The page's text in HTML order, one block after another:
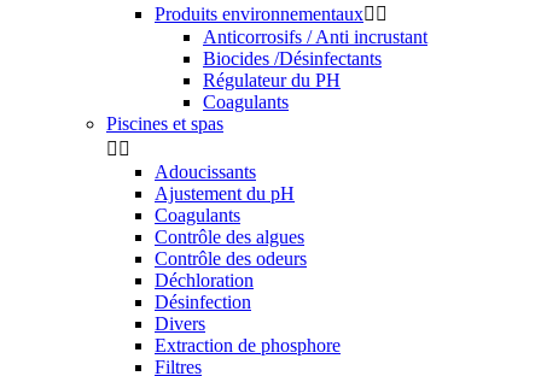
Produits environnementaux 
Anticorrosifs / Anti incrustant
Biocides /Désinfectants
Régulateur du PH
Coagulants
Piscines et spas
 
Adoucissants
Ajustement du pH
Coagulants
Contrôle des algues
Contrôle des odeurs
Déchloration
Désinfection
Divers
Extraction de phosphore
Filtres